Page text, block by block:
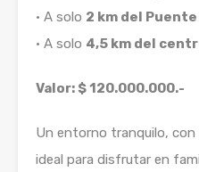
• A solo 2 km del Puente
• A solo 4,5 km del
Valor: $ 120.000.000.-
Un entorno tranquilo,
ideal para disfrutar en